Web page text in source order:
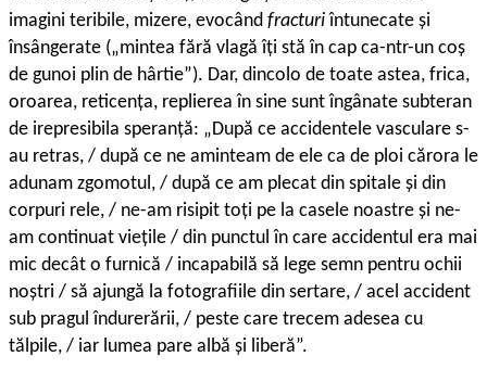
imagini teribile, mizere, evocând fracturiîntunecate și
însângerate („mintea fără vlagă îți stă în cap ca-ntr-un coș
de gunoi plin de hârtie”). Dar, dincolo de toate astea, frica,
oroarea, reticența, replierea în sine sunt îngânate subteran
de irepresibila speranță: „După ce accidentele vasculare s-
au retras, / după ce ne aminteam de ele ca de ploi cărora le
adunam zgomotul, / după ce am plecat din spitale și din
corpuri rele, / ne-am risipit toți pe la casele noastre și ne-
am continuat viețile / din punctul în care accidentul era mai
mic decât o furnică / incapabilă să lege semn pentru ochii
noștri / să ajungă la fotografiile din sertare, / acel accident
sub pragul îndurerării, / peste care trecem adesea cu
tălpile, / iar lumea pare albă și liberă”.